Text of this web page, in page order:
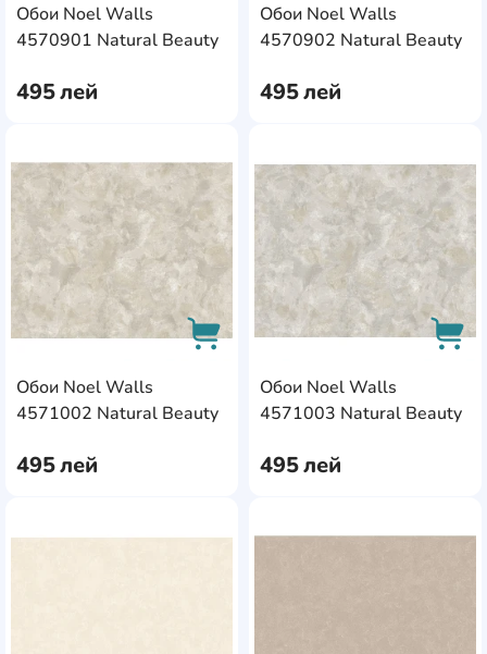
Обои Noel Walls
4570901 Natural Beauty
495лей
AddCardToCart
Обои Noel Walls
4570902 Natural Beauty
495лей
Обои Noel Walls
4571002 Natural Beauty
495лей
AddCardToFavourite
AddCardToCart
Обои Noel Walls
4571003 Natural Beauty
495лей
AddCardToFavourite